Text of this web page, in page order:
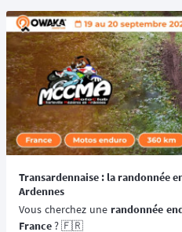
Transardennaise : la randonnée
Ardennes
Vous cherchez une randonnée
France ? 🇫🇷